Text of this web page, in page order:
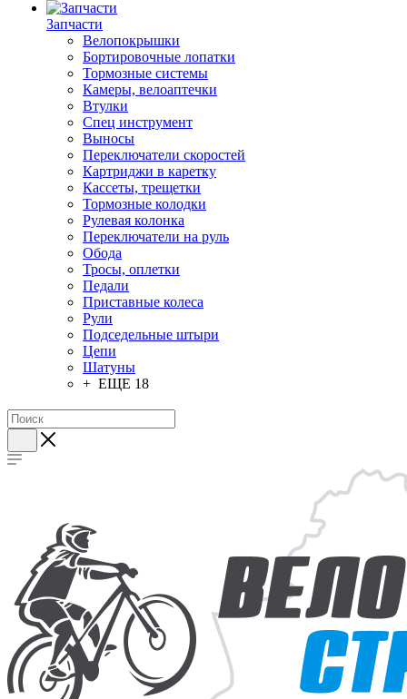
Запчасти
Велопокрышки
Бортировочные лопатки
Тормозные системы
Камеры, велоаптечки
Втулки
Спец инструмент
Выносы
Переключатели скоростей
Картриджи в каретку
Кассеты, трещетки
Тормозные колодки
Рулевая колонка
Переключатели на руль
Обода
Тросы, оплетки
Педали
Приставные колеса
Рули
Подседельные штыри
Цепи
Шатуны
+ ЕЩЕ 18